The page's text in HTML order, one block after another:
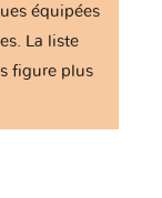
1 version
équipées
La liste
figure plus